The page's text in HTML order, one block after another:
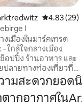
คะแนนเฉลี่ย
4.83 (29)
I
งเมืองในมาร์คเทรด
ใกล้ใจกลางเมือง
ลายทางท่องเที่ยวที่
อฟ (เดินทางโดย
ามสะดวกยอด
ากอากาศใน